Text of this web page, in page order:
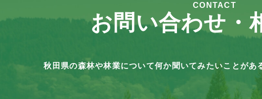
CONTACT
お問い合わせ・
秋田県の森林や林業について何か聞いてみたいことがあ